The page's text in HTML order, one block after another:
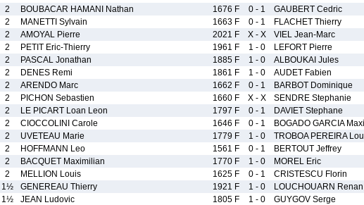
2 BOUBACAR HAMANI Nathan 1676 F 0 - 1 GAUBERT Cedric
2 MANETTI Sylvain 1663 F 0 - 1 FLACHET Thierry
2 AMOYAL Pierre 2021 F X - X VIEL Jean-Marc
2 PETIT Eric-Thierry 1961 F 1 - 0 LEFORT Pierre
2 PASCAL Jonathan 1885 F 1 - 0 ALBOUKAI Jules
2 DENES Remi 1861 F 1 - 0 AUDET Fabien
2 ARENDO Marc 1662 F 0 - 1 BARBOT Dominique
2 PICHON Sebastien 1660 F X - X SENDRE Stephanie
2 LE PICART Loan Leon 1797 F 0 - 1 DAVIET Stephane
2 CIOCCOLINI Carole 1646 F 0 - 1 BOGADO GARCIA
2 UVETEAU Marie 1779 F 1 - 0 TROBOA PEREIRA
2 HOFFMANN Leo 1561 F 0 - 1 BERTOUT Jeffrey
2 BACQUET Maximilian 1770 F 1 - 0 MOREL Eric
2 MELLION Louis 1625 F 0 - 1 CRISTESCU Florin
1½ GENEREAU Thierry 1921 F 1 - 0 LOUCHOUARN Renan
1½ JEAN Ludovic 1805 F 1 - 0 GUYGOV Serge